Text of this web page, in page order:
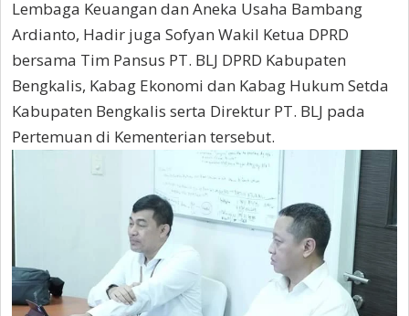
Lembaga Keuangan dan Aneka Usaha Bambang
Ardianto, Hadir juga Sofyan Wakil Ketua DPRD
bersama Tim Pansus PT. BLJ DPRD Kabupaten
Bengkalis, Kabag Ekonomi dan Kabag Hukum Setda
Kabupaten Bengkalis serta Direktur PT. BLJ pada
Pertemuan di Kementerian tersebut.